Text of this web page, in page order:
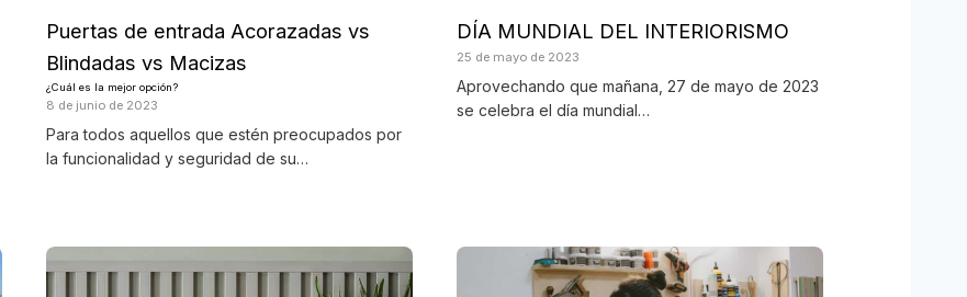
Puertas de entrada Acorazadas vs
Blindadas vs Macizas
¿Cuál es la mejor opción?
8 de junio de 2023
Para todos aquellos que estén preocupados por
la funcionalidad y seguridad de su…
DÍA MUNDIAL DEL INTERIORISMO
25 de mayo de 2023
Aprovechando que mañana, 27 de mayo de 2023
se celebra el día mundial…